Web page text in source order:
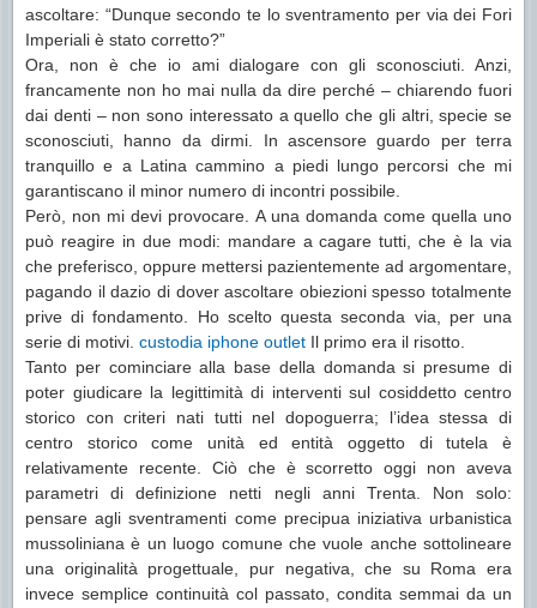
ascoltare: “Dunque secondo te lo sventramento per via dei Fori
Imperiali è stato corretto?”
Ora, non è che io ami dialogare con gli sconosciuti. Anzi,
francamente non ho mai nulla da dire perché – chiarendo fuori
dai denti – non sono interessato a quello che gli altri, specie se
sconosciuti, hanno da dirmi. In ascensore guardo per terra
tranquillo e a Latina cammino a piedi lungo percorsi che mi
garantiscano il minor numero di incontri possibile.
Però, non mi devi provocare. A una domanda come quella uno
può reagire in due modi: mandare a cagare tutti, che è la via
che preferisco, oppure mettersi pazientemente ad argomentare,
pagando il dazio di dover ascoltare obiezioni spesso totalmente
prive di fondamento. Ho scelto questa seconda via, per una
serie di motivi. custodia iphone outlet Il primo era il risotto.
Tanto per cominciare alla base della domanda si presume di
poter giudicare la legittimità di interventi sul cosiddetto centro
storico con criteri nati tutti nel dopoguerra; l’idea stessa di
centro storico come unità ed entità oggetto di tutela è
relativamente recente. Ciò che è scorretto oggi non aveva
parametri di definizione netti negli anni Trenta. Non solo:
pensare agli sventramenti come precipua iniziativa urbanistica
mussoliniana è un luogo comune che vuole anche sottolineare
una originalità progettuale, pur negativa, che su Roma era
invece semplice continuità col passato, condita semmai da un